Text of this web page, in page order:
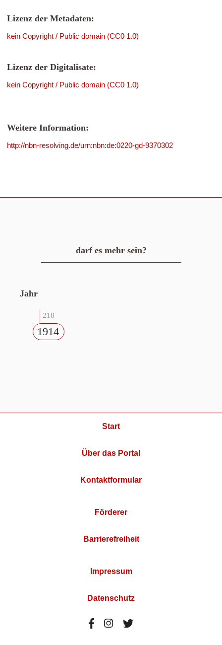
Lizenz der Metadaten:
kein Copyright / Public domain (CC0 1.0)
Lizenz der Digitalisate:
kein Copyright / Public domain (CC0 1.0)
Weitere Information:
http://nbn-resolving.de/urn:nbn:de:0220-gd-9370302
darf es mehr sein?
Jahr
218
1914
Start
Über das Portal
Kontaktformular
Förderer
Barrierefreiheit
Impressum
Datenschutz